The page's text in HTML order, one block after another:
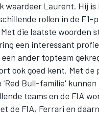
waardeer Laurent. Hij
rollen in de
die laatste woorden
een interessant
ander topteam
ook goed kent. Met
Bull-familie' kunnen
teams en de FIA
de FIA, Ferrari en